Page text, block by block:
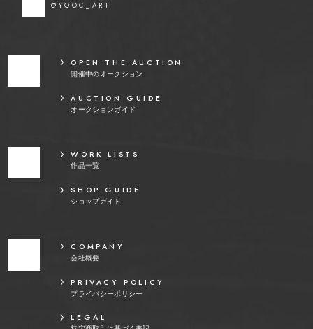
@YOOC_ART
OPEN THE AUCTION
開催中のオークション
AUCTION GUIDE
オークションガイド
WORK LISTS
作品一覧
SHOP GUIDE
ショップガイド
COMPANY
会社概要
PRIVACY POLICY
プライバシーポリシー
LEGAL